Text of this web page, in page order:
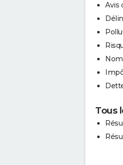
Avis
Tous